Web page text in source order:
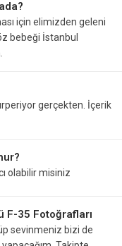
için elimizden geleni
bebeği İstanbul
gerçekten. İçerik
olabilir misiniz
F-35 Fotoğrafları
sevinmeniz bizi de